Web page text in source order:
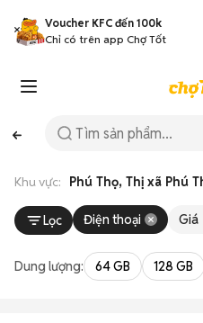
Voucher KFC đến 100k
Chỉ có trên app Chợ Tốt
Khu vực: Phú Thọ, Thị xã Phú
Lọc Điện thoại Giá
Dung lượng: 64 GB 128 GB